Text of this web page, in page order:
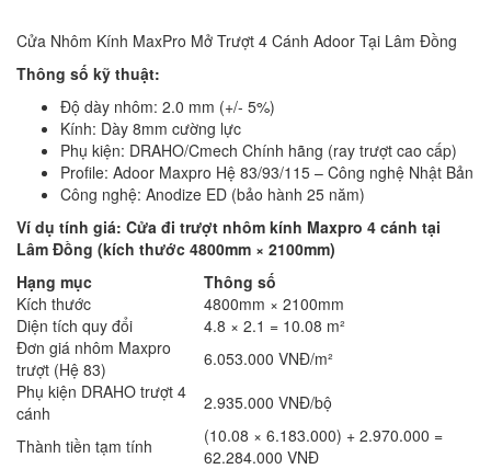
Cửa Nhôm Kính MaxPro Mở Trượt 4 Cánh Adoor Tại Lâm Đồng
Thông số kỹ thuật:
Độ dày nhôm: 2.0 mm (+/- 5%)
Kính: Dày 8mm cường lực
Phụ kiện: DRAHO/Cmech Chính hãng (ray trượt cao cấp)
Profile: Adoor Maxpro Hệ 83/93/115 – Công nghệ Nhật Bản
Công nghệ: Anodize ED (bảo hành 25 năm)
Ví dụ tính giá: Cửa đi trượt nhôm kính Maxpro 4 cánh tại
Lâm Đồng (kích thước 4800mm × 2100mm)
Hạng mục
Thông số
Kích thước
4800mm × 2100mm
Diện tích quy đổi
4.8 × 2.1 = 10.08 m²
Đơn giá nhôm Maxpro
trượt (Hệ 83)
6.053.000 VNĐ/m²
Phụ kiện DRAHO trượt 4
cánh
2.935.000 VNĐ/bộ
Thành tiền tạm tính
(10.08 × 6.183.000) + 2.970.000 =
62.284.000 VNĐ